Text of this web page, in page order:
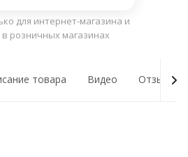
для интернет-магазина и
розничных магазинах
товара Видео Отзывы о